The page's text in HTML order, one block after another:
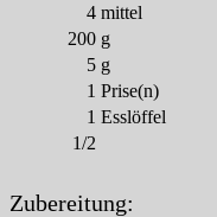
4 mittel
200 g
5 g
1 Prise(n)
1 Esslöffel
1/2
Zubereitung: